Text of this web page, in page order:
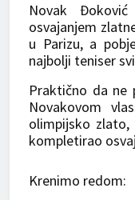
Novak
osvajanjem
u Parizu, a
najbolji teniser
Praktično da
Novakovom
olimpijsko
kompletirao
Krenimo redom: